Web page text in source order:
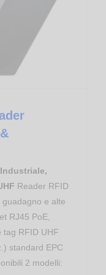
Industriale,
Reader RFID
e alte
RJ45 PoE,
tag RFID UHF
standard EPC
2 modelli: